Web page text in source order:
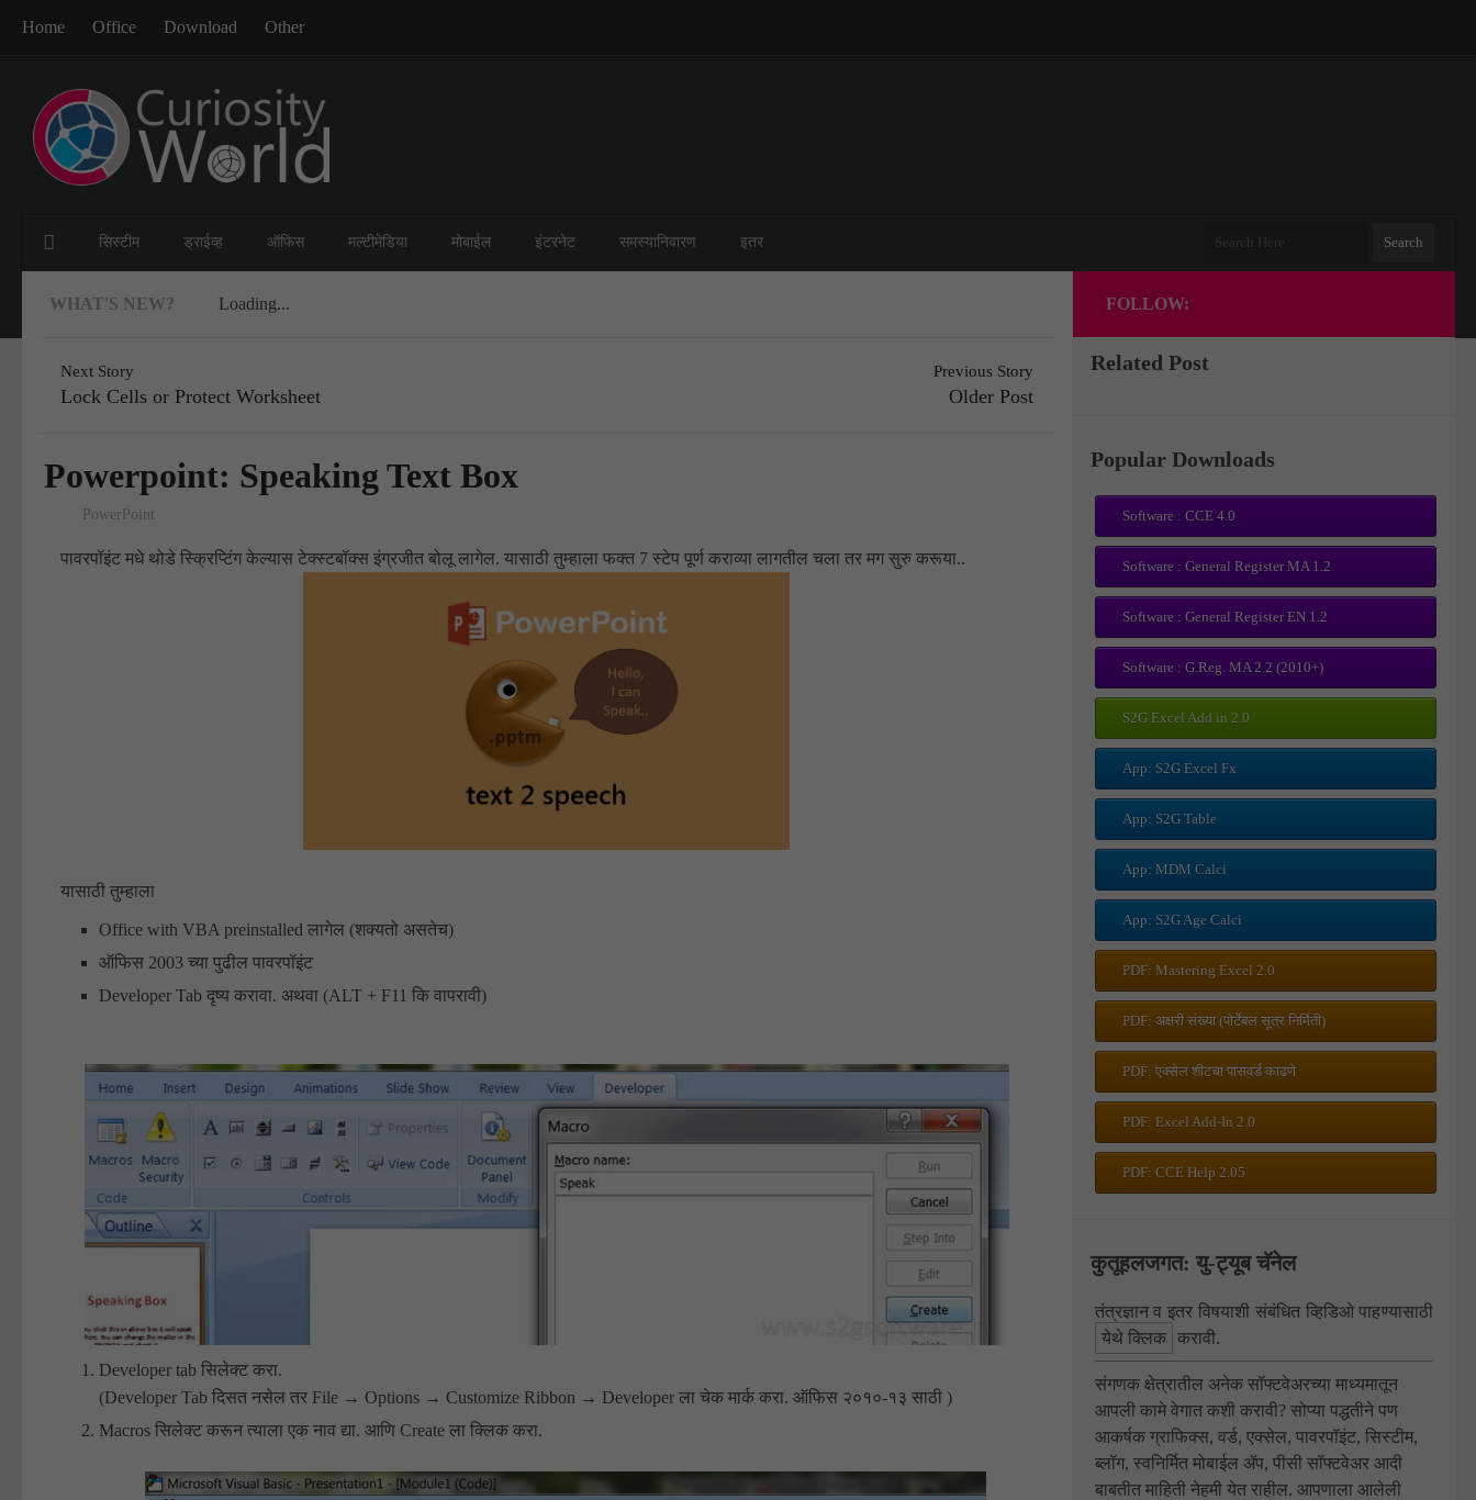
Home Office Download Other
सिस्टीम ड्राईव्ह ऑफिस मल्टीमेडिया मोबाईल इंटरनेट समस्यानिवारण इतर
WHAT'S NEW? Loading...
Next Story
Lock Cells or Protect Worksheet
Previous Story
Older Post
Powerpoint: Speaking Text Box
PowerPoint
पावरपॉइंट मधे थोडे स्क्रिप्टिंग केल्यास टेक्स्टबॉक्स इंग्रजीत बोलू लागेल. यासाठी तुम्हाला फक्त 7 स्टेप पूर्ण कराव्या लागतील चला तर मग सुरु करूया..
यासाठी तुम्हाला
Office with VBA preinstalled लागेल (शक्यतो असतेच)
ऑफिस 2003 च्या पुढील पावरपॉइंट
Developer Tab दृष्य करावा. अथवा (ALT + F11 कि वापरावी)
Developer tab सिलेक्ट करा.
(Developer Tab दिसत नसेल तर File → Options → Customize Ribbon → Developer ला चेक मार्क करा. ऑफिस २०१०-१३ साठी )
Macros सिलेक्ट करून त्याला एक नाव द्या. आणि Create ला क्लिक करा.
FOLLOW:
Related Post
Popular Downloads
Software : CCE 4.0
Software : General Register MA 1.2
Software : General Register EN 1.2
Software : G.Reg. MA 2.2 (2010+)
S2G Excel Add in 2.0
App: S2G Excel Fx
App: S2G Table
App: MDM Calci
App: S2G Age Calci
PDF: Mastering Excel 2.0
PDF: अक्षरी संख्या (पोर्टेबल सूत्र निर्मिती)
PDF: एक्सेल शीटचा पासवर्ड काढणे
PDF: Excel Add-In 2.0
PDF: CCE Help 2.05
कुतूहलजगत: यु-ट्यूब चॅनेल
तंत्रज्ञान व इतर विषयाशी संबंधित व्हिडिओ पाहण्यासाठी
येथे क्लिक
करावी.
संगणक क्षेत्रातील अनेक सॉफ्टवेअरच्या माध्यमातून
आपली कामे वेगात कशी करावी? सोप्या पद्धतीने पण
आकर्षक ग्राफिक्स, वर्ड, एक्सेल, पावरपॉइंट, सिस्टीम,
ब्लॉग, स्वनिर्मित मोबाईल ॲप, पीसी सॉफ्टवेअर आदी
बाबतीत माहिती नेहमी येत राहील. आपणाला आलेली